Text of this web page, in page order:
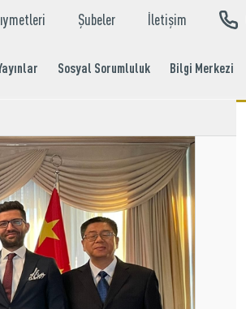
Şubeler İletişim
Sosyal Sorumluluk Bilgi Merkezi